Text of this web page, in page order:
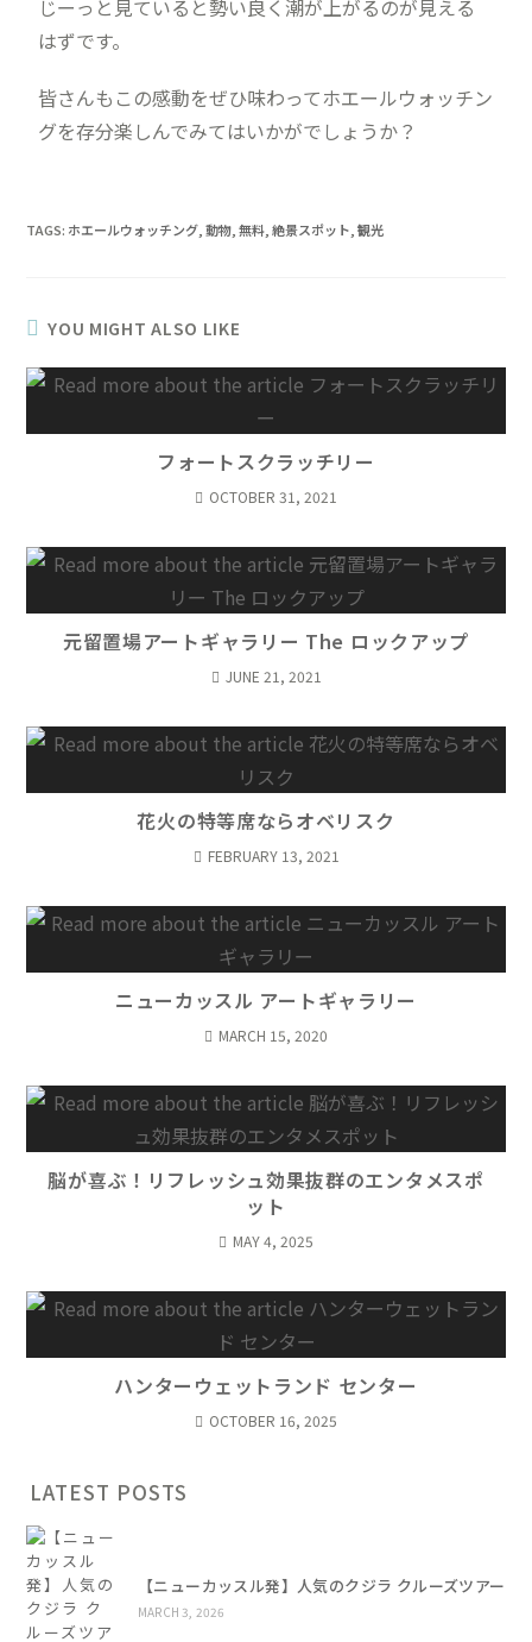
じーっと見ていると勢い良く潮が上がるのが見える
はずです。
皆さんもこの感動をぜひ味わってホエールウォッチン
グを存分楽しんでみてはいかがでしょうか？
TAGS: ホエールウォッチング 動物 無料 絶景スポット 観光
YOU MIGHT ALSO LIKE
フォートスクラッチリー
OCTOBER 31, 2021
元留置場アートギャラリー The ロックアップ
JUNE 21, 2021
花火の特等席ならオベリスク
FEBRUARY 13, 2021
ニューカッスル アートギャラリー
MARCH 15, 2020
脳が喜ぶ！リフレッシュ効果抜群のエンタメスポ
ット
MAY 4, 2025
ハンターウェットランド センター
OCTOBER 16, 2025
LATEST POSTS
【ニューカッスル発】人気のクジラ クルーズツアー
MARCH 3, 2026